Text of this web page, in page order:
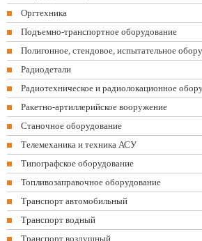
Оргтехника
Подъемно-транспортное оборудование
Полигонное, стендовое, испытательное
Радиодетали
Радиотехническое и радиолокационное
Ракетно-артиллерийское вооружение
Станочное оборудование
Телемеханика и техника АСУ
Типографское оборудование
Топливозаправочное оборудование
Транспорт автомобильный
Транспорт водный
Транспорт воздушный